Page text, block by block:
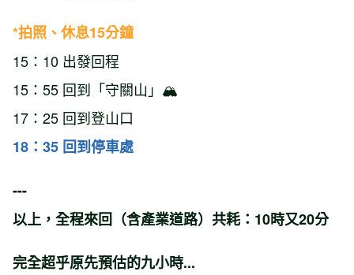
*拍照、休息15分鐘
15：10 出發回程
15：55 回到「守關山」🏔️
17：25 回到登山口
18：35 回到停車處
---
以上，全程來回（含產業道路）共耗： 10時又20分
完全超乎原先預估的九小時...